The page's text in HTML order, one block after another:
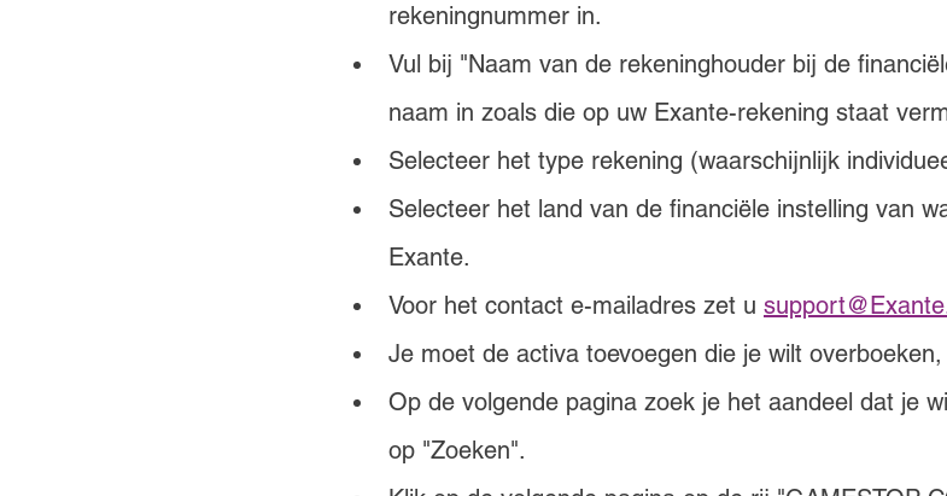
rekeningnummer in.
Vul bij "Naam van de rekeninghouder bij de
naam in zoals die op uw Exante-rekening staat
Selecteer het type rekening (waarschijnlijk
Selecteer het land van de financiële instelling van
Exante.
Voor het contact e-mailadres zet u
Je moet de activa toevoegen die je wilt
Op de volgende pagina zoek je het aandeel dat je
op "Zoeken".